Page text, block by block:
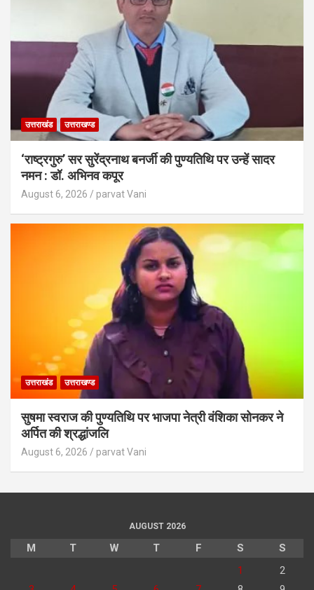
उत्तराखंड उत्तराखण्ड
‘राष्ट्रगुरु’ सर सुरेंद्रनाथ बनर्जी की पुण्यतिथि पर उन्हें सादर
नमन : डॉ. अभिनव कपूर
August 6, 2026 parvat Vani
उत्तराखंड उत्तराखण्ड
सुषमा स्वराज की पुण्यतिथि पर भाजपा नेत्री वंशिका सोनकर ने
अर्पित की श्रद्धांजलि
August 6, 2026 parvat Vani
AUGUST 2026
M T W T F S
S
1
2